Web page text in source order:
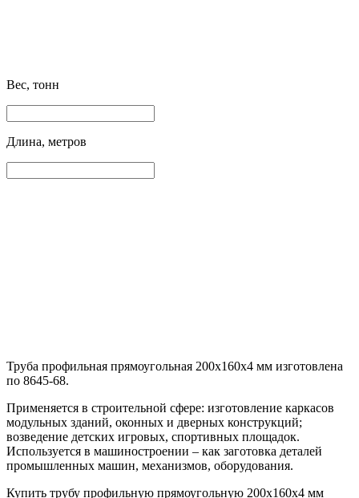
Вес, тонн
Длина, метров
Труба профильная прямоугольная 200х160х4 мм изготовлена
по 8645-68.
Применяется в строительной сфере: изготовление каркасов
модульных зданий, оконных и дверных конструкций;
возведение детских игровых, спортивных площадок.
Используется в машиностроении – как заготовка деталей
промышленных машин, механизмов, оборудования.
Купить трубу профильную прямоугольную 200х160х4 мм